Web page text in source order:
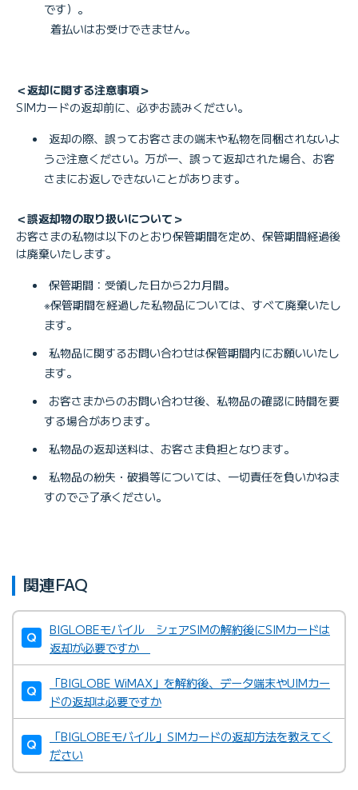
です）。
着払いはお受けできません。
＜返却に関する注意事項＞
SIMカードの返却前に、必ずお読みください。
返却の際、誤ってお客さまの端末や私物を同梱されないよ
うご注意ください。万が一、誤って返却された場合、お客
さまにお返しできないことがあります。
＜誤返却物の取り扱いについて＞
お客さまの私物は以下のとおり保管期間を定め、保管期間経過後
は廃棄いたします。
保管期間：受領した日から2カ月間。
※保管期間を経過した私物品については、すべて廃棄いたし
ます。
私物品に関するお問い合わせは保管期間内にお願いいたし
ます。
お客さまからのお問い合わせ後、私物品の確認に時間を要
する場合があります。
私物品の返却送料は、お客さま負担となります。
私物品の紛失・破損等については、一切責任を負いかねま
すのでご了承ください。
関連FAQ
BIGLOBEモバイル シェアSIMの解約後にSIMカードは
返却が必要ですか
「BIGLOBE WiMAX」を解約後、データ端末やUIMカー
ドの返却は必要ですか
「BIGLOBEモバイル」SIMカードの返却方法を教えてく
ださい